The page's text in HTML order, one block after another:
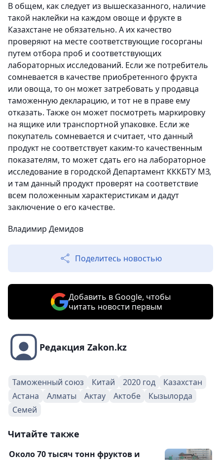
В общем, как следует из вышесказанного, наличие
такой наклейки на каждом овоще и фрукте в
Казахстане не обязательно. А их качество
проверяют на месте соответствующие госорганы
путем отбора проб и соответствующих
лабораторных исследований. Если же потребитель
сомневается в качестве приобретенного фрукта
или овоща, то он может затребовать у продавца
таможенную декларацию, и тот не в праве ему
отказать. Также он может посмотреть маркировку
на ящике или транспортной упаковке. Если же
покупатель сомневается и считает, что данный
продукт не соответствует каким-то качественным
показателям, то может сдать его на лабораторное
исследование в городской Департамент КККБТУ МЗ,
и там данный продукт проверят на соответствие
всем положенным характеристикам и дадут
заключение о его качестве.
Владимир Демидов
Поделитесь новостью
Добавить в Google, чтобы
читать новости первым
Редакция Zakon.kz
Таможенный союз Китай 2020 год
Казахстан
Астана
Алматы Актау Актобе
Кызылорда
Семей
Читайте также
Около 70 тысяч тонн фруктов и